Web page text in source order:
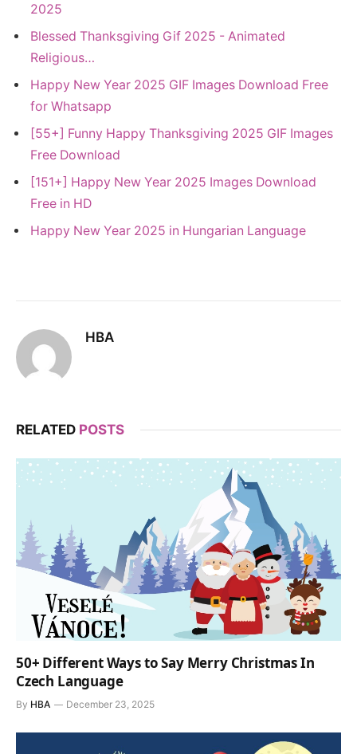
2025
Blessed Thanksgiving Gif 2025 - Animated
Religious…
Happy New Year 2025 GIF Images Download Free
for Whatsapp
[55+] Funny Happy Thanksgiving 2025 GIF Images
Free Download
[151+] Happy New Year 2025 Images Download
Free in HD
Happy New Year 2025 in Hungarian Language
HBA
RELATED POSTS
50+ Different Ways to Say Merry Christmas In
Czech Language
By HBA December 23, 2025